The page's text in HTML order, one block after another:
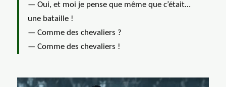
— Oui, et moi je pense que même que c’était…
une bataille !
— Comme des chevaliers ?
— Comme des chevaliers !